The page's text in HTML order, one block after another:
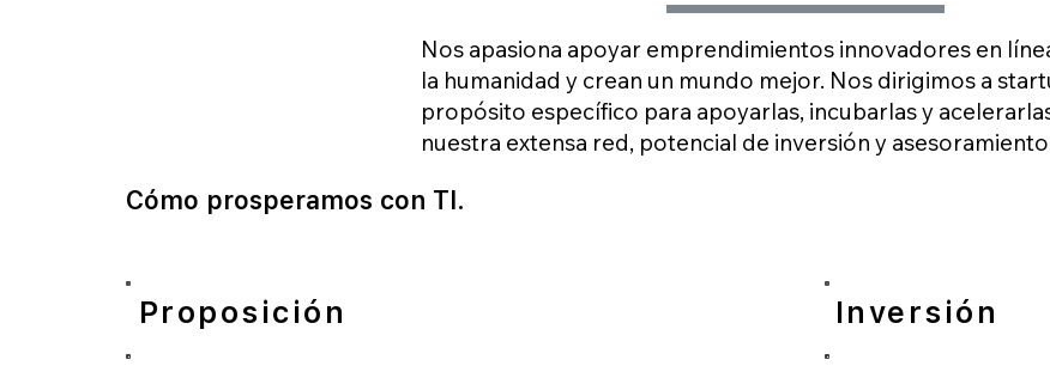
Nos apasiona apoyar emprendimientos innovadores en
la humanidad y crean un mundo mejor. Nos dirigimos a
propósito específico para apoyarlas, incubarlas y
nuestra extensa red, potencial de inversión y
Cómo prosperamos con TI.
Inversión
Proposición